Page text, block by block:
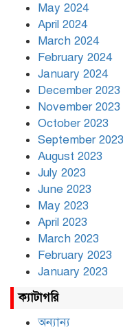
May 2024
April 2024
March 2024
February 2024
January 2024
December 2023
November 2023
October 2023
September 2023
August 2023
July 2023
June 2023
May 2023
April 2023
March 2023
February 2023
January 2023
ক্যাটাগরি
অন্যান্য